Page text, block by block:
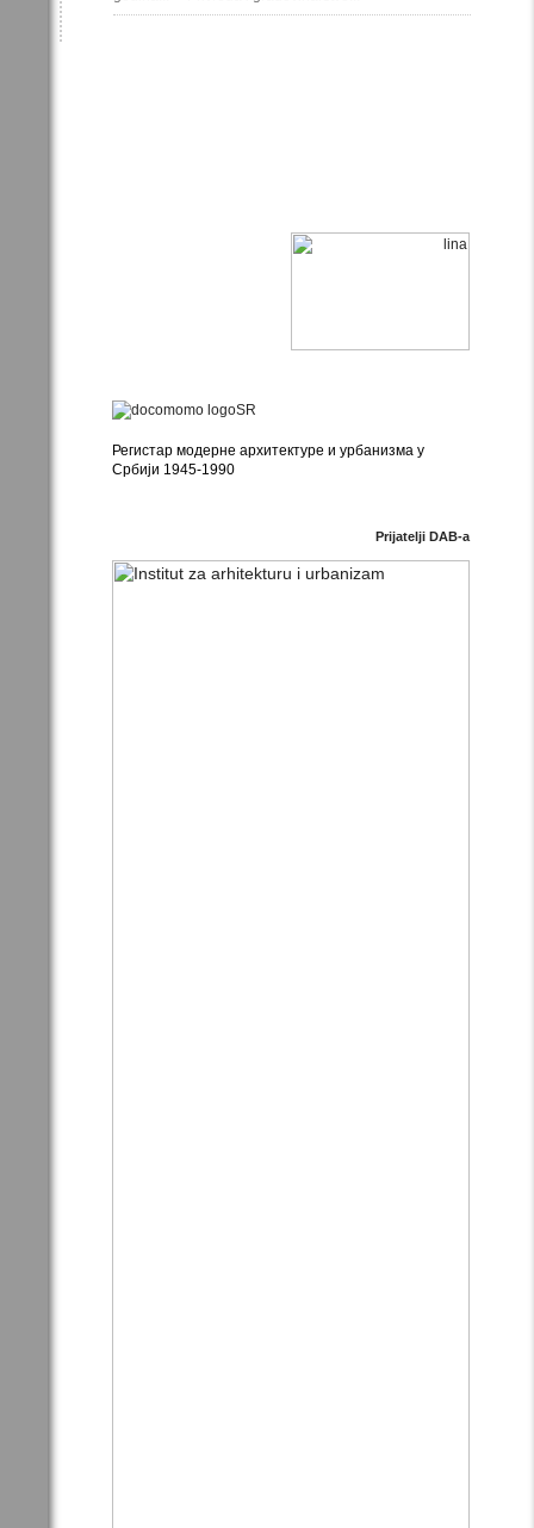
Регистар модерне архитектуре и урбанизма у
Србији 1945-1990
Prijatelji DAB-a